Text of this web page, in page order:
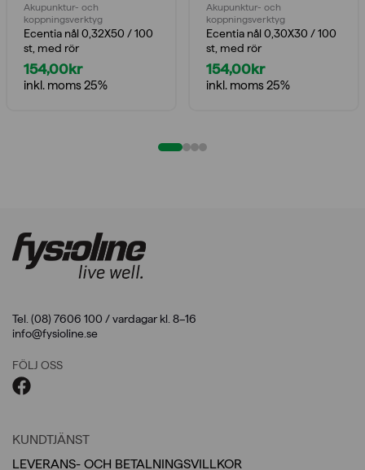
Akupunktur- och
koppningsverktyg
Ecentia nål 0,32X50 / 100
st, med rör
154,00kr
inkl. moms 25%
Akupunktur- och
koppningsverktyg
Ecentia nål 0,30X30 / 100
st, med rör
154,00kr
inkl. moms 25%
Tel. (08) 7606 100 / vardagar kl. 8–16
info@fysioline.se
FÖLJ OSS
KUNDTJÄNST
LEVERANS- OCH BETALNINGSVILLKOR